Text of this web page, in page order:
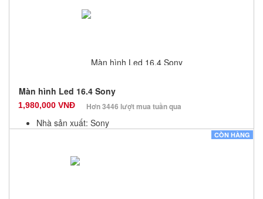
Số lượng: 20
Màn hình Led 16.4 Sony
1,980,000 VNĐ Hơn 3446 lượt mua tuần qua
Nhà sản xuất: Sony
Số lượng: 20
CÒN HÀNG